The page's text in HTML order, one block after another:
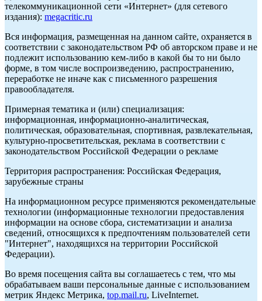
телекоммуникационной сети «Интернет» (для сетевого
издания): megacritic.ru
Вся информация, размещенная на данном сайте, охраняется в
соответствии с законодательством РФ об авторском праве и не
подлежит использованию кем-либо в какой бы то ни было
форме, в том числе воспроизведению, распространению,
переработке не иначе как с письменного разрешения
правообладателя.
Примерная тематика и (или) специализация:
информационная, информационно-аналитическая,
политическая, образовательная, спортивная, развлекательная,
культурно-просветительская, реклама в соответствии с
законодательством Российской Федерации о рекламе
Территория распространения: Российская Федерация,
зарубежные страны
На информационном ресурсе применяются рекомендательные
технологии (информационные технологии предоставления
информации на основе сбора, систематизации и анализа
сведений, относящихся к предпочтениям пользователей сети
"Интернет", находящихся на территории Российской
Федерации).
Во время посещения сайта вы соглашаетесь с тем, что мы
обрабатываем ваши персональные данные с использованием
метрик Яндекс Метрика, top.mail.ru, LiveInternet.